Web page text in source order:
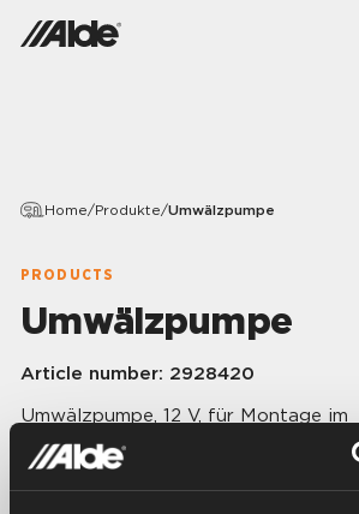
Home/Produkte/Umwälzpumpe
PRODUCTS
Umwälzpumpe
Article number: 2928420
Umwälzpumpe, 12 V, für Montage im
Expansionsbehälter 3000420 und
Schnellstecker. Stromverbrauch 0,2